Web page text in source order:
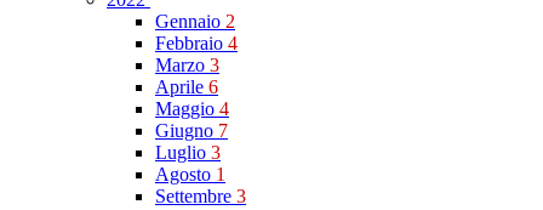
Gennaio 2
Febbraio 4
Marzo 3
Aprile 6
Maggio 4
Giugno 7
Luglio 3
Agosto 1
Settembre 3